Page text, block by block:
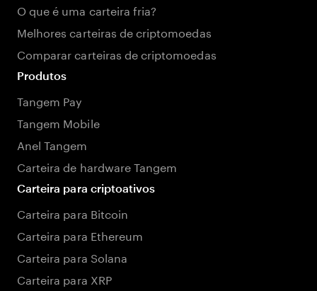
O que é uma carteira fria?
Melhores carteiras de criptomoedas
Comparar carteiras de criptomoedas
Produtos
Tangem Pay
Tangem Mobile
Anel Tangem
Carteira de hardware Tangem
Carteira para criptoativos
Carteira para Bitcoin
Carteira para Ethereum
Carteira para Solana
Carteira para XRP